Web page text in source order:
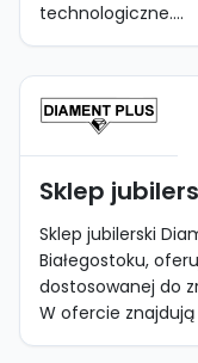
technologiczne....
Sklep
Sklep jubilerski
Białegostoku,
dostosowanej do
W ofercie znajdują